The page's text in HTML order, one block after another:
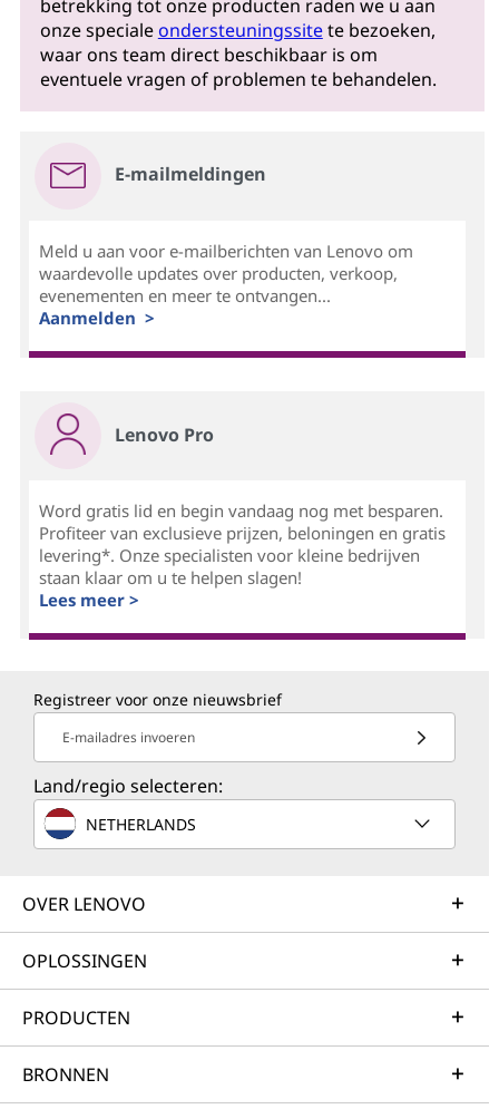
betrekking tot onze producten raden we u aan
onze specialeondersteuningssitete bezoeken,
waar ons team direct beschikbaar is om
eventuele vragen of problemen te behandelen.
E-mailmeldingen
Meld u aan voor e-mailberichten van Lenovo om
waardevolle updates over producten, verkoop,
evenementen en meer te ontvangen...
Aanmelden >
Lenovo Pro
Word gratis lid en begin vandaag nog met besparen.
Profiteer van exclusieve prijzen, beloningen en gratis
levering*. Onze specialisten voor kleine bedrijven
staan klaar om u te helpen slagen!
Lees meer >
Registreer voor onze nieuwsbrief
E-mailadres invoeren
Land/regio selecteren:
NETHERLANDS
OVER LENOVO
OPLOSSINGEN
PRODUCTEN
BRONNEN